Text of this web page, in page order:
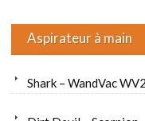
Aspirateur à main
Shark – WandVac